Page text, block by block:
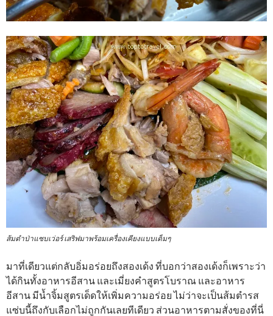
ส้มตำป่าแซบเว่อร์ เสริฟมาพร้อมเครื่องเคียงแบบเต็มๆ
มาที่เดียวแต่กลับอิ่มอร่อยถึงสองเด้ง ที่บอกว่าสองเด้งก็เพราะว่า
ได้กินทั้งอาหารอีสาน และเมี่ยงคำสูตรโบราณ และอาหาร
อีสาน มีน้ำจิ้มสูตรเด็ดให้เพิ่มความอร่อย ไม่ว่าจะเป็นส้มตำรส
แซ่บนี้ถึงกับเลือกไม่ถูกกันเลยทีเดียว ส่วนอาหารตามสั่งของที่นี่